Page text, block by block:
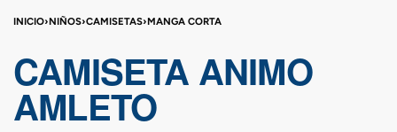
INICIO›NIÑOS›CAMISETAS›MANGA CORTA
CAMISETA ANIMO
AMLETO